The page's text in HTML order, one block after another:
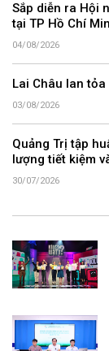
Sắp diễn ra Hội
tại TP Hồ Chí
04/08/2026
Lai Châu lan
03/08/2026
Quảng Trị tập
lượng tiết kiệm
30/07/2026